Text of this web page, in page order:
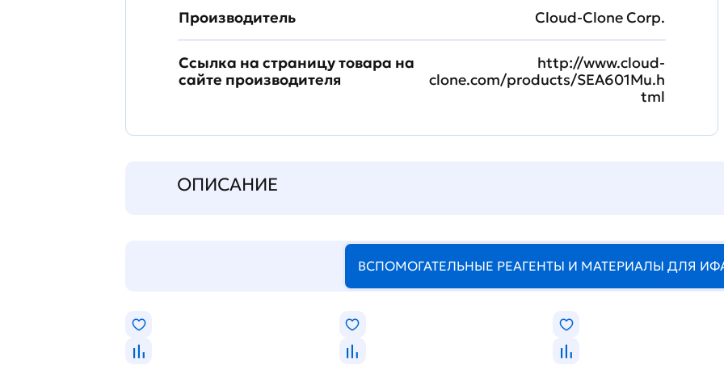
Производитель Cloud-Clone Corp.
Ссылка на страницу товара на
сайте производителя
http://www.cloud-
clone.com/products/SEA601Mu.h
tml
ОПИСАНИЕ
ВСПОМОГАТЕЛЬНЫЕ РЕАГЕНТЫ И МАТЕРИАЛЫ ДЛЯ